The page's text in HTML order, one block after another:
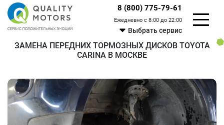
8 (800) 775-79-61
Ежедневно с 8:00 до 22:00
Выбрать сервис
ЗАМЕНА ПЕРЕДНИХ ТОРМОЗНЫХ ДИСКОВ TOYOTA
CARINA В МОСКВЕ